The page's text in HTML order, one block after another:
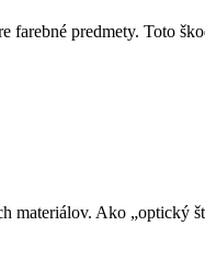
farebné predmety. Toto
materiálov. Ako „optický